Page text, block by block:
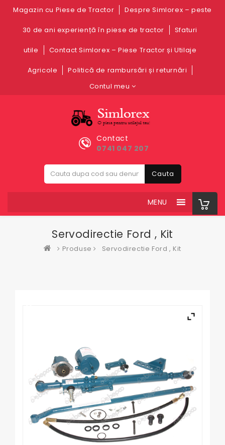
Magazin cu Piese de Tractor Despre Simlorex – peste
30 de ani experiență în piese de tractor Sfaturi
utile Contact Simlorex – Piese Tractor și Utilaje
Agricole
Politică de rambursări și returnări
Contul meu
Contact
0741 047 207
Cauta
MENU
Servodirectie Ford , Kit
Produse Servodirectie Ford , Kit